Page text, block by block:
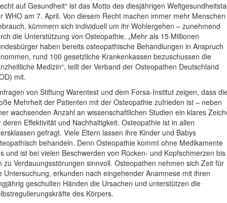
auf Gesundheit“ ist das Motto des diesjährigen
WHO am 7. April. Von diesem Recht machen immer mehr Menschen
kümmern sich individuell um ihr Wohlergehen – zunehmend
die Unterstützung von Osteopathie. „Mehr als 15 Millionen
haben bereits osteopathische Behandlungen in Anspruch
rund 100 gesetzliche Krankenkassen bezuschussen die
Medizin“, teilt der Verband der Osteopathen Deutschland
mit.
von Stiftung Warentest und dem Forsa-Institut zeigen, dass
Mehrheit der Patienten mit der Osteopathie zufrieden ist – neben
wachsenden Anzahl an wissenschaftlichen Studien ein klares
deren Effektivität und Nachhaltigkeit. Osteopathie ist in allen
gefragt. Viele Eltern lassen ihre Kinder und Babys
behandeln. Denn Osteopathie kommt ohne Medikamente
und ist bei vielen Beschwerden von Rücken- und Kopfschmerzen bis
zu Verdauungsstörungen sinnvoll. Osteopathen nehmen sich Zeit für
Untersuchung, erkunden nach eingehender Anamnese mit ihren
geschulten Händen die Ursachen und unterstützen die
des Körpers.